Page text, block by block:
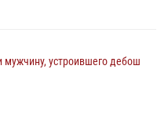
устроившего дебош